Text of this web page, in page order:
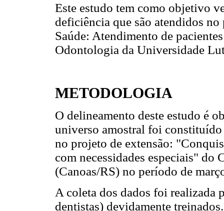
Este estudo tem como objetivo
deficiência que são atendidos
Saúde: Atendimento de
Odontologia da Universidade
METODOLOGIA
O delineamento deste estudo é
universo amostral foi
no projeto de extensão:
com necessidades especiais"
(Canoas/RS) no período de
A coleta dos dados foi realizada
dentistas) devidamente